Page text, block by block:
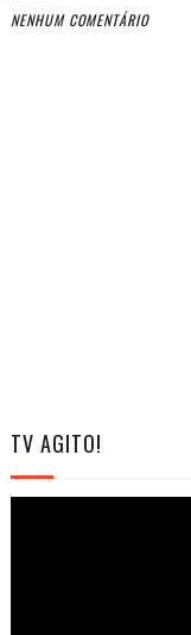
NENHUM COMENTÁRIO
TV AGITO!